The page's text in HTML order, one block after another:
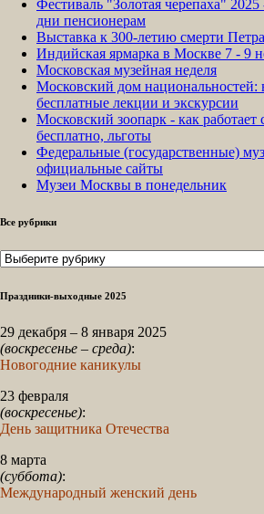
Фестиваль "Золотая черепаха"
дни пенсионерам
Выставка к 300-летию смерти
Индийская ярмарка в Москве 7 - 9
Московская музейная неделя
Московский дом национальностей:
бесплатные лекции и экскурсии
Московский зоопарк - как работает
бесплатно, льготы
Федеральные (государственные)
официальные сайты
Музеи Москвы в понедельник
Все рубрики
Все
Праздники-выходные 2025
29 декабря – 8 января 2025
(воскресенье – среда):
Новогодние каникулы
23 февраля
(воскресенье):
День защитника Отечества
8 марта
(суббота):
Международный женский день